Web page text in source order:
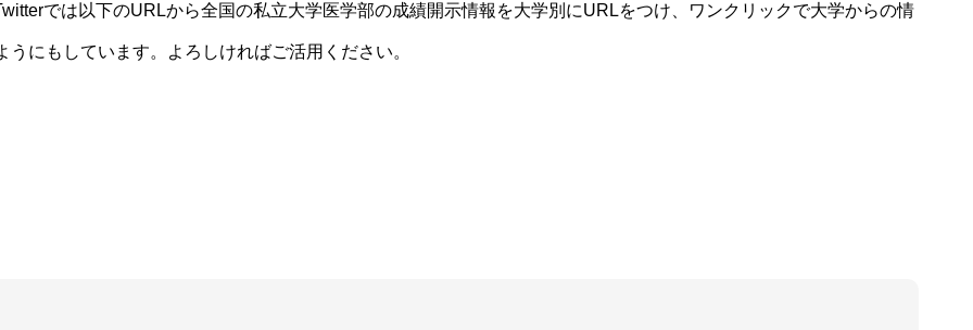
では以下のURLから全国の私立大学医学部の成績開示情報 を大学別にURLをつけ、ワンクリックで大学からの情
うにもしています。よろしければご活用ください。